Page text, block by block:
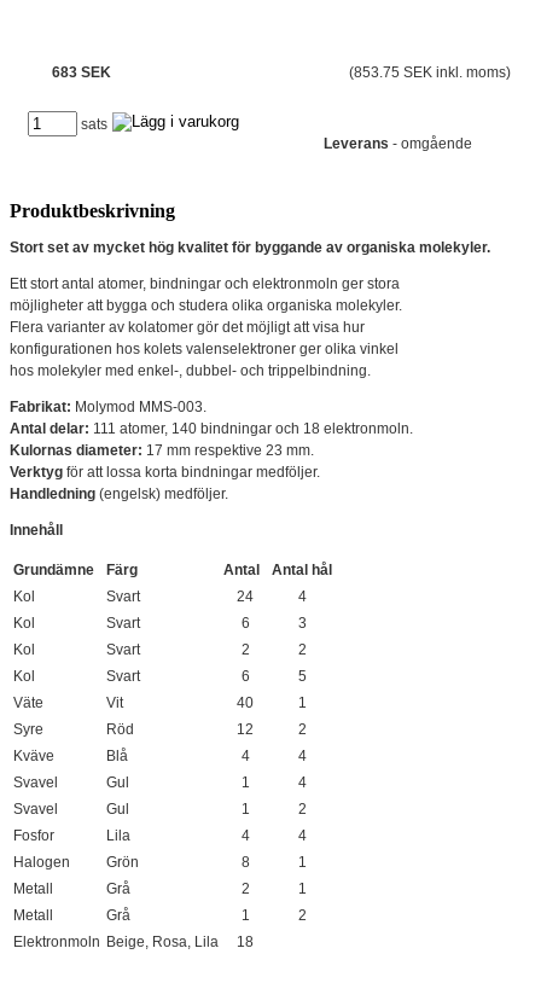
683 SEK (853.75 SEK inkl. moms)
sats
Leverans - omgående
Produktbeskrivning
Stort set av mycket hög kvalitet för byggande av organiska molekyler.
Ett stort antal atomer, bindningar och elektronmoln ger stora
möjligheter att bygga och studera olika organiska molekyler.
Flera varianter av kolatomer gör det möjligt att visa hur
konfigurationen hos kolets valenselektroner ger olika vinkel
hos molekyler med enkel-, dubbel- och trippelbindning.
Fabrikat: Molymod MMS-003.
Antal delar: 111 atomer, 140 bindningar och 18 elektronmoln.
Kulornas diameter: 17 mm respektive 23 mm.
Verktyg för att lossa korta bindningar medföljer.
Handledning (engelsk) medföljer.
Innehåll
Grundämne Färg Antal
Antal hål
Kol
Svart 24
4
Kol
Svart 6
3
Kol
Svart 2
2
Kol
Svart 6
5
Väte
Vit 40
1
Syre
Röd 12
2
Kväve
Blå 4
4
Svavel
Gul 1
4
Svavel
Gul 1
2
Fosfor
Lila 4
4
Halogen
Grön 8
1
Metall
Grå 2
1
Metall
Grå 1
2
Elektronmoln Beige, Rosa, Lila 18